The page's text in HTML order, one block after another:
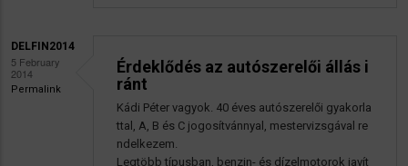
DELFIN2014
5 February
2014
Permalink
Érdeklődés az autószerelői állás i
ránt
Kádi Péter vagyok. 40 éves autószerelői gyakorla
ttal, A, B és C jogosítvánnyal, mestervizsgával re
ndelkezem.
Legtöbb típusban, benzin- és dízelmotorok javít